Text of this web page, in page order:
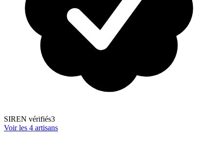
SIREN vérifiés3
Voir les 4 artisans